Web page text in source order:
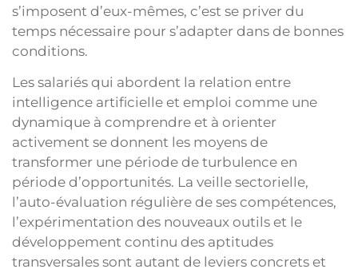
s’imposent d’eux-mêmes, c’est se priver du
temps nécessaire pour s’adapter dans de bonnes
conditions.
Les salariés qui abordent la relation entre
intelligence artificielle et emploi comme une
dynamique à comprendre et à orienter
activement se donnent les moyens de
transformer une période de turbulence en
période d’opportunités. La veille sectorielle,
l’auto-évaluation régulière de ses compétences,
l’expérimentation des nouveaux outils et le
développement continu des aptitudes
transversales sont autant de leviers concrets et